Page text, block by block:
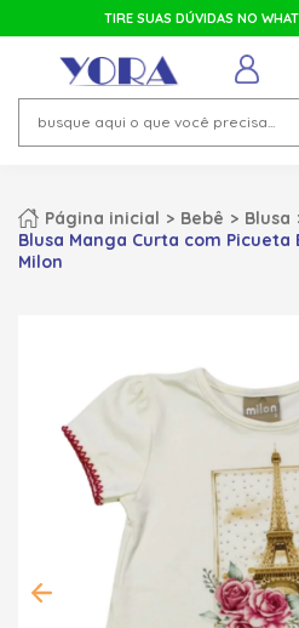
TIRE SUAS DÚVIDAS NO
Página inicial Bebê
Blusa
Blusa Manga Curta com Picueta
Milon